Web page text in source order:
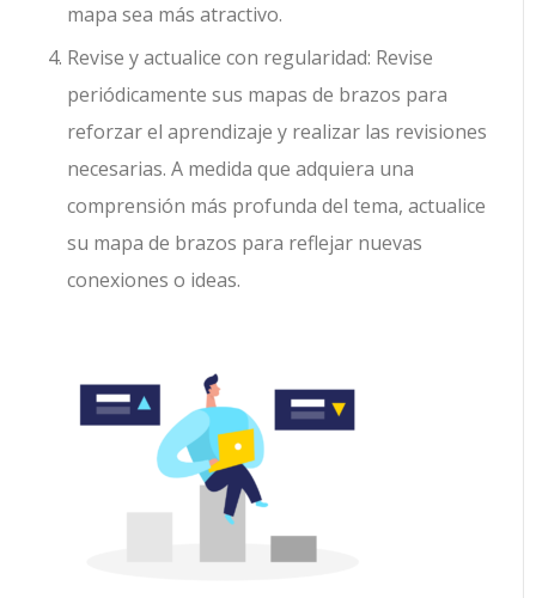
mapa sea más atractivo.
Revise y actualice con regularidad: Revise
periódicamente sus mapas de brazos para
reforzar el aprendizaje y realizar las revisiones
necesarias. A medida que adquiera una
comprensión más profunda del tema, actualice
su mapa de brazos para reflejar nuevas
conexiones o ideas.